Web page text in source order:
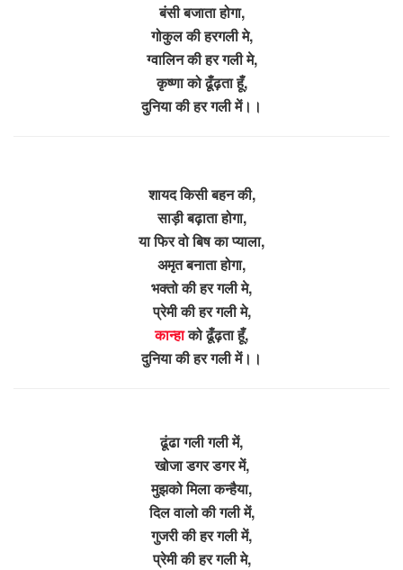
बंसी बजाता होगा,
गोकुल की हरगली मे,
ग्वालिन की हर गली मे,
कृष्णा को ढूँढ़ता हूँ,
दुनिया की हर गली में।।
शायद किसी बहन की,
साड़ी बढ़ाता होगा,
या फिर वो बिष का प्याला,
अमृत बनाता होगा,
भक्तो की हर गली मे,
प्रेमी की हर गली मे,
कान्हाको ढूँढ़ता हूँ,
दुनिया की हर गली में।।
ढूंढा गली गली में,
खोजा डगर डगर में,
मुझको मिला कन्हैया,
दिल वालो की गली में,
गुजरी की हर गली में,
प्रेमी की हर गली मे,